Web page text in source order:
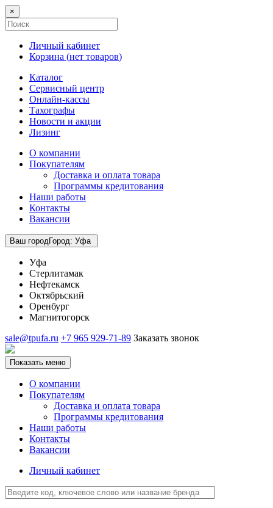
×
Личный кабинет
Корзина (нет товаров)
Каталог
Сервисный центр
Онлайн-кассы
Тахографы
Новости и акции
Лизинг
О компании
Покупателям
Доставка и оплата товара
Программы кредитования
Наши работы
Контакты
Вакансии
Ваш городГород: Уфа
Уфа
Стерлитамак
Нефтекамск
Октябрьский
Оренбург
Магнитогорск
sale@tpufa.ru +7 965 929-71-89 Заказать звонок
Показать меню
О компании
Покупателям
Доставка и оплата товара
Программы кредитования
Наши работы
Контакты
Вакансии
Личный кабинет